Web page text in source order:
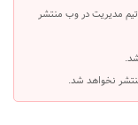
مدیریت در وب منتشر
نخواهد شد.